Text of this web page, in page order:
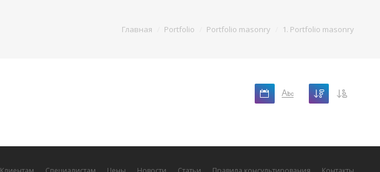
Главная Portfolio Portfolio masonry 1. Portfolio masonry